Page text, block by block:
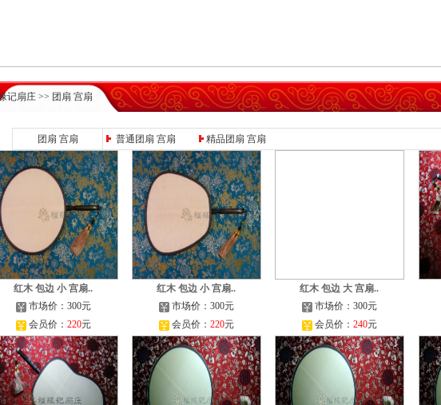
记扇庄 >> 团扇 宫扇
团扇 宫扇 普通团扇 宫扇 精品团扇 宫扇
红木 包边 小 宫扇..
市场价：300元
会员价： 220元
红木 包边 小 宫扇..
市场价：300元
会员价： 220元
红木 包边 大 宫扇..
市场价：300元
会员价： 240元